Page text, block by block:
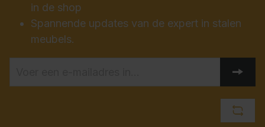
in de shop
Spannende updates van de expert in stalen
meubels.